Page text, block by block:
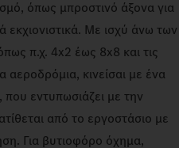
όπως μπροστινό άξονα για
εκχιονιστικά. Με ισχύ άνω των
π.χ. 4x2 έως 8x8 και τις
αεροδρόμια, κινείσαι με ένα
που εντυπωσιάζει με την
από το εργοστάσιο με
Για βυτιοφόρο όχημα,